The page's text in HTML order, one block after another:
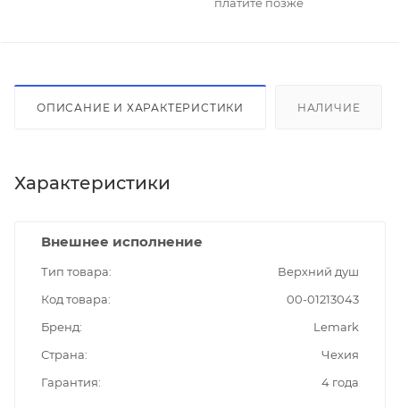
платите позже
ОПИСАНИЕ И ХАРАКТЕРИСТИКИ НАЛИЧИЕ
Характеристики
Внешнее исполнение
Тип товара
Верхний душ
Код товара
00-01213043
Бренд
Lemark
Страна
Чехия
Гарантия
4 года